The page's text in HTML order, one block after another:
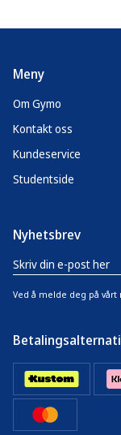
Meny
Om Gymo
Kontakt oss
Kundeservice
Studentside
Nyhetsbrev
Ved å melde deg på